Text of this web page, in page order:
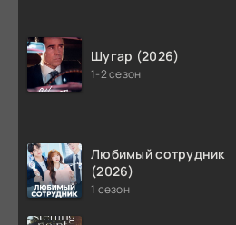
Шугар (2026)
1-2 сезон
Любимый сотрудник
(2026)
1 сезон